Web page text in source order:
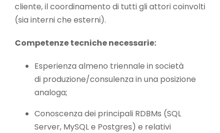
cliente, il coordinamento di tutti gli attori coinvolti
(sia interni che esterni).
Competenze tecniche necessarie:
Esperienza almeno triennale in società
di produzione/consulenza in una posizione
analoga;
Conoscenza dei principali RDBMs (SQL
Server, MySQL e Postgres) e relativi